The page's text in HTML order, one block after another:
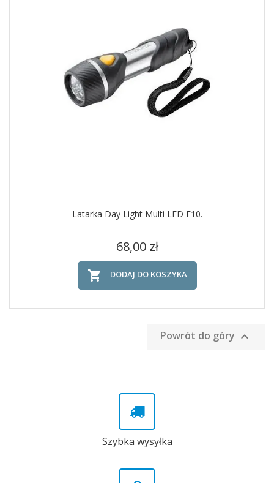
Latarka Day Light Multi LED F10.
Cena
68,00 zł
 DODAJ DO KOSZYKA
Powrót do góry 
Szybka wysyłka